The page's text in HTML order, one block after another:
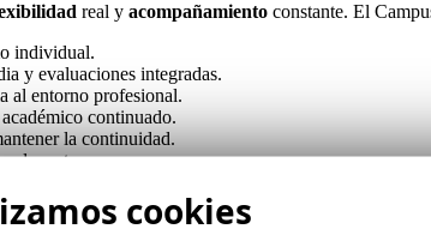
real y acompañamiento constante. El
individual.
y evaluaciones integradas.
al entorno profesional.
continuado.
la continuidad.
docente.
formación.
cookies